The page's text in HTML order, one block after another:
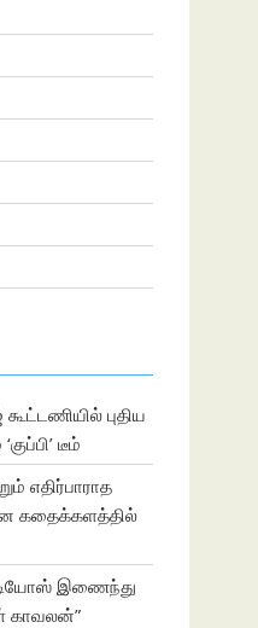
புதிய
டீம்
எதிர்பாராத
கதைக்களத்தில்
இணைந்து
காவலன்”